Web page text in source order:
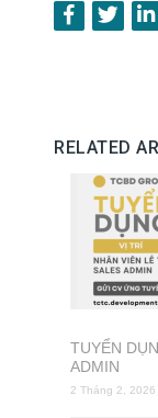
RELATED
TUYỂN
ADMIN
2 Tháng 2, 2026